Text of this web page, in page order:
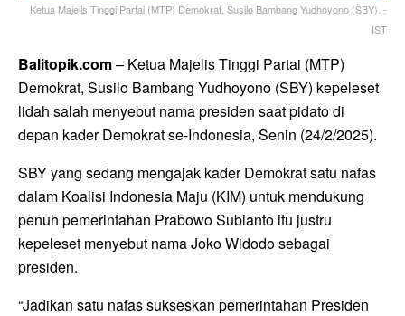
Ketua Majelis Tinggi Partai (MTP) Demokrat, Susilo Bambang Yudhoyono (SBY). -
IST
Balitopik.com– Ketua Majelis Tinggi Partai (MTP)
Demokrat, Susilo Bambang Yudhoyono (SBY) kepeleset
lidah salah menyebut nama presiden saat pidato di
depan kader Demokrat se-Indonesia, Senin (24/2/2025).
SBY yang sedang mengajak kader Demokrat satu nafas
dalam Koalisi Indonesia Maju (KIM) untuk mendukung
penuh pemerintahan Prabowo Subianto itu justru
kepeleset menyebut nama Joko Widodo sebagai
presiden.
“Jadikan satu nafas sukseskan pemerintahan Presiden